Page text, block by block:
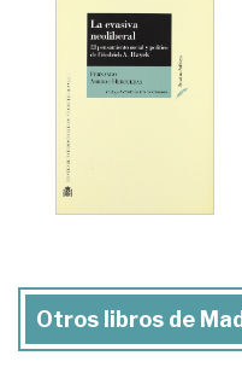
Otros libros de